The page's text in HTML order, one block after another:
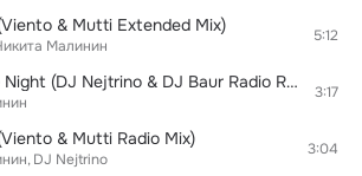
& Mutti Extended Mix)
Малинин
5:12
Flash in the Night (DJ Nejtrino & DJ Baur Radio Remix) 3:17
& Mutti Radio Mix)
DJ Nejtrino
3:04